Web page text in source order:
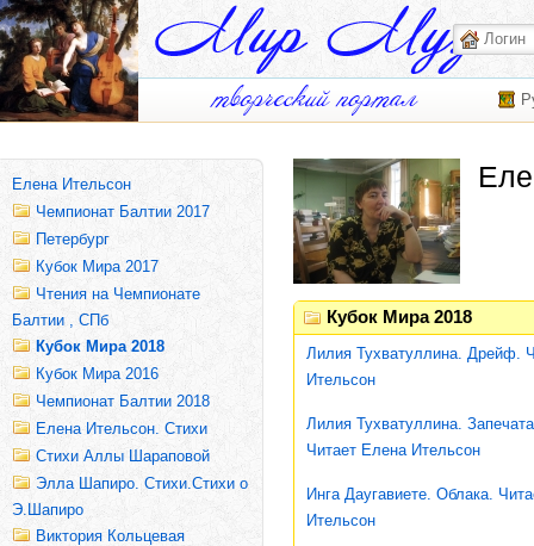
Елена Ительсон
Чемпионат Балтии 2017
Петербург
Кубок Мира 2017
Чтения на Чемпионате
Балтии , СПб
Кубок Мира 2018
Кубок Мира 2016
Чемпионат Балтии 2018
Елена Ительсон. Стихи
Стихи Аллы Шараповой
Элла Шапиро. Стихи.Стихи о
Э.Шапиро
Виктория Кольцевая
Кубок Мира 2018
Лилия Тухватуллина. Дрейф.
Ительсон
Лилия Тухватуллина.
Читает Елена Ительсон
Инга Даугавиете. Облака.
Ительсон